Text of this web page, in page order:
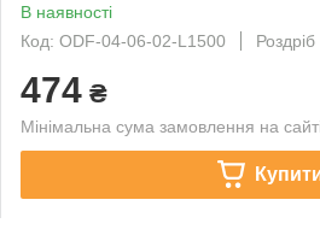
В наявності
Код: ODF-04-06-02-L1500
Роздріб
474 ₴
Мінімальна сума замовлення на